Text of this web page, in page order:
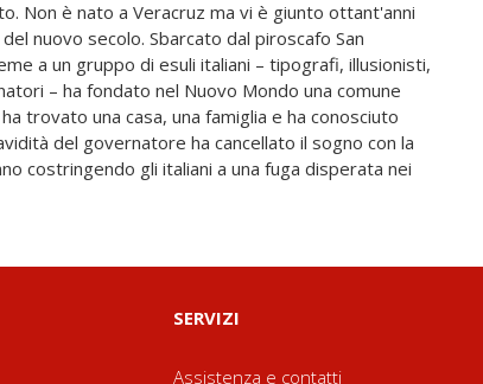
Non è nato a Veracruz ma vi è giunto ottant'anni
nuovo secolo. Sbarcato dal piroscafo San
a un gruppo di esuli italiani – tipografi, illusionisti,
– ha fondato nel Nuovo Mondo una comune
trovato una casa, una famiglia e ha conosciuto
del governatore ha cancellato il sogno con la
costringendo gli italiani a una fuga disperata nei
Adesso, mentre i lampi squarciano il cielo
Doria, conosciuto anche come il Diavolo, si rende
della sua storia può essere raccontato solo
tutto è iniziato, a Napoli: qui, dopo una vita
ricevere il perdono che merita. O forse no. Forse
SERVIZI
Assistenza e contatti